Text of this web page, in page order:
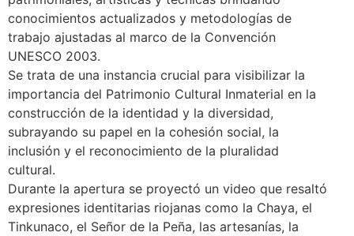
conocimientos actualizados y metodologías de
trabajo ajustadas al marco de la Convención
UNESCO 2003.
Se trata de una instancia crucial para visibilizar la
importancia del Patrimonio Cultural Inmaterial en la
construcción de la identidad y la diversidad,
subrayando su papel en la cohesión social, la
inclusión y el reconocimiento de la pluralidad
cultural.
Durante la apertura se proyectó un video que resaltó
expresiones identitarias riojanas como la Chaya, el
Tinkunaco, el Señor de la Peña, las artesanías, la